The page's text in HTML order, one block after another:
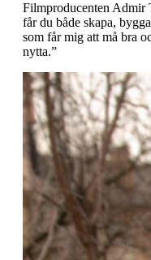
Filmproducenten Admir
får du både skapa,
som får mig att må bra
nytta.”